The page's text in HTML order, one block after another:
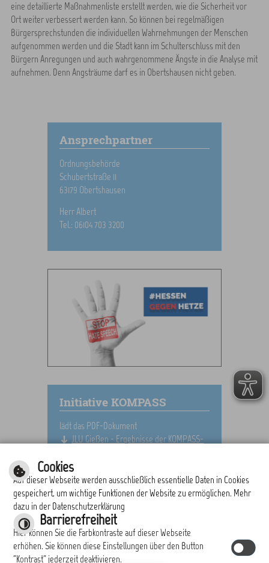
eine detaillierte Maßnahmenliste erstellt werden, wie die Sicherheit vor
Ort weiter verbessert werden kann. So können bei regelmäßigen
Bürgersprechstunden die individuellen Wahrnehmungen der Menschen
aufgenommen werden und die Stadt kann im Schulterschluss mit den
Bürgern Anregungen und auch wahrgenommene Ängste in die Analyse mit
aufnehmen. Denn Angsträume darf es in Obertshausen nicht geben.
Ansprechpartner
Ordnungsbehörde
Schubertstraße 11
63179 Obertshausen
Herr Albert
Tel.: 06104 703 3200
Initiative KOMPASS
lädt das PDF-Dokument
JLU Gießen - Ergebnisse der KOMPASS-
Cookies
Auf dieser Webseite werden ausschließlich essentielle Daten in Cookies
gespeichert, um wichtige Funktionen der Website zu ermöglichen. Mehr
dazu in der Datenschutzerklärung
Barrierefreiheit
Hier können Sie die Farbkontraste auf dieser Webseite
erhöhen. Sie können diese Einstellungen über den Button
"Kontrast" jederzeit deaktivieren.